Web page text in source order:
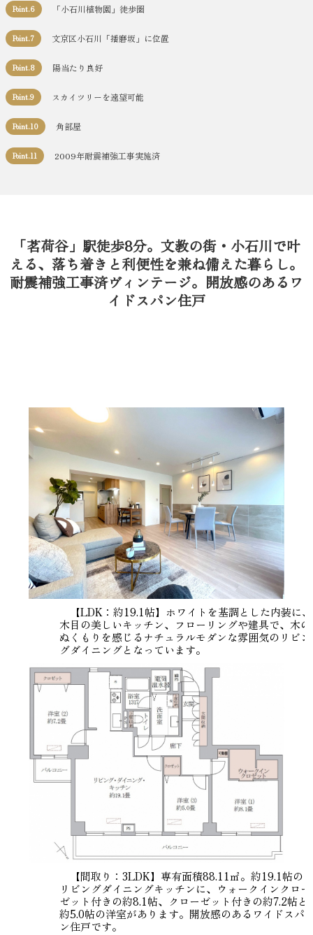
Point.6 「小石川植物園」徒歩圏
Point.7 文京区小石川「播磨坂」に位置
Point.8 陽当たり良好
Point.9 スカイツリーを遠望可能
Point.10 角部屋
Point.11 2009年耐震補強工事実施済
「茗荷谷」駅徒歩8分。文教の街・小石川で叶
える、落ち着きと利便性を兼ね備えた暮らし。
耐震補強工事済ヴィンテージ。開放感のあるワ
イドスパン住戸
【LDK：約19.1帖】ホワイトを基調とした内装に、
木目の美しいキッチン、フローリングや建具で、木の
ぬくもりを感じるナチュラルモダンな雰囲気のリビン
グダイニングとなっています。
【間取り：3LDK】専有面積88.11㎡。約19.1帖の
リビングダイニングキッチンに、ウォークインクロー
ゼット付きの約8.1帖、クローゼット付きの約7.2帖と
約5.0帖の洋室があります。開放感のあるワイドスパ
ン住戸です。